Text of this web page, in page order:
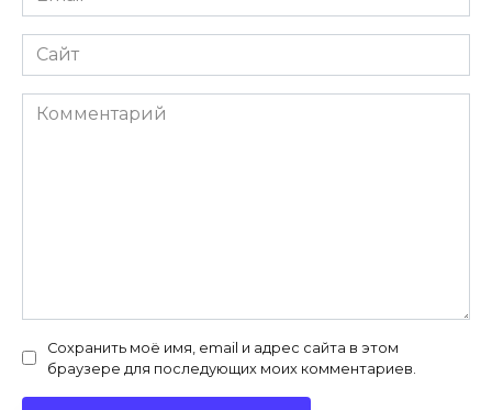
*
Сайт
Комментарий
Сохранить моё имя, email и адрес сайта в этом
браузере для последующих моих комментариев.